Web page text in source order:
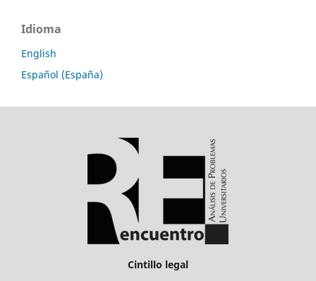
Idioma
English
Español (España)
Cintillo legal